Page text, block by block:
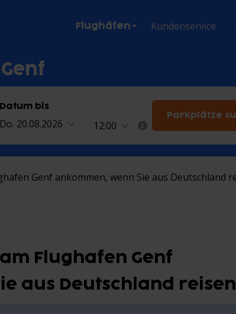
Flughäfen Kundenservice
Datum bis
Do. 20.08.2026 12:00
Parkplätze
Genf ankommen, wenn Sie aus Deutschland
Flughafen Genf
aus Deutschland